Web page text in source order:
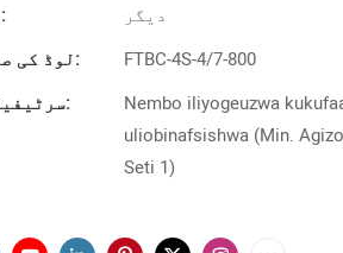
ماڈل:
دیگر
لوڈ کی صلاحیت:
FTBC-4S-4/7-800
سرٹیفیکیشن:
Nembo iliyogeuzwa
uliobinafsishwa (Min.
Seti 1)